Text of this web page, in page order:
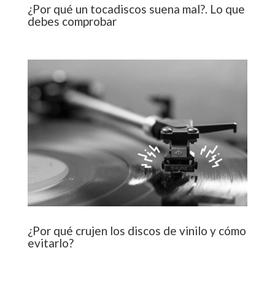
¿Por qué un tocadiscos suena mal?. Lo que
debes comprobar
¿Por qué crujen los discos de vinilo y cómo
evitarlo?